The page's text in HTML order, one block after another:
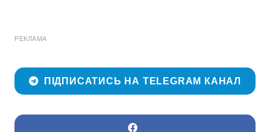
РЕКЛАМА
ПІДПИСАТИСЬ НА TELEGRAM КАНАЛ